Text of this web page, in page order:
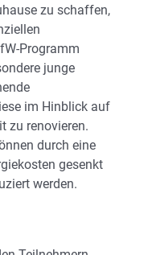
zu schaffen,
Programm
junge
im Hinblick auf
zu renovieren.
durch eine
gesenkt
werden.